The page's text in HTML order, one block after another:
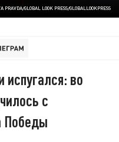
PRAVDA/GLOBAL LOOK PRESS/GLOBALLOOKPRESS
испугался: во
с
Победы